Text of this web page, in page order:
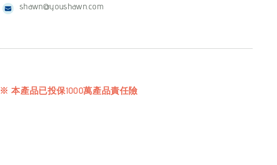
shawn@youshawn.com
※ 本產品已投保1000萬產品責任險